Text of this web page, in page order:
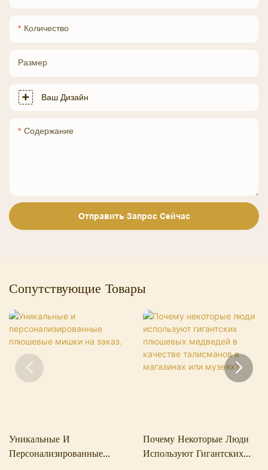
Количество
Размер
Ваш Дизайн
Содержание
Отправить Запрос Сейчас
Сопутствующие Товары
Уникальные И
Персонализированные
Почему Некоторые Люди
Используют Гигантских